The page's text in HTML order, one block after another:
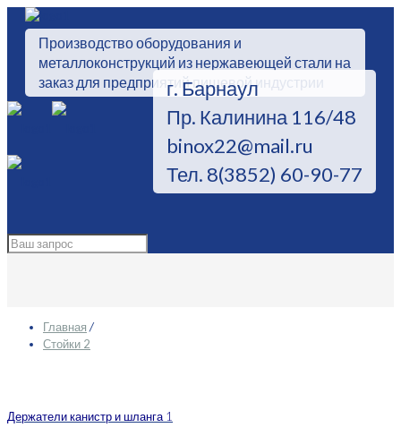
Производство оборудования и
металлоконструкций из нержавеющей стали на
заказ для предприятий пищевой индустрии
г. Барнаул
Пр. Калинина 116/48
binox22@mail.ru
Тел. 8(3852) 60-90-77
Главная
Стойки 2
Держатели канистр и шланга 1